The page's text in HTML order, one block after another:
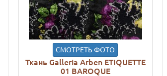
СМОТРЕТЬ ФОТО
Ткань Galleria Arben ETIQUETTE
01 BAROQUE